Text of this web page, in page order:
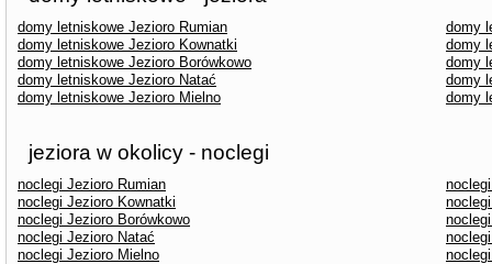
domy letniskowe Jezioro Rumian
domy
domy letniskowe Jezioro Kownatki
domy
domy letniskowe Jezioro Borówkowo
domy
domy letniskowe Jezioro Natać
domy
domy letniskowe Jezioro Mielno
domy
jeziora w okolicy - noclegi
noclegi Jezioro Rumian
noclegi Jezioro Kownatki
noclegi Jezioro Borówkowo
noclegi Jezioro Natać
noclegi Jezioro Mielno